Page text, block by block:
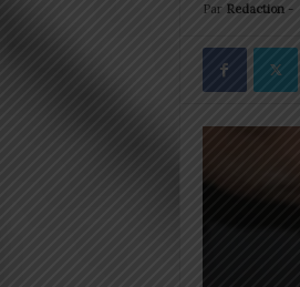
Par Redaction-